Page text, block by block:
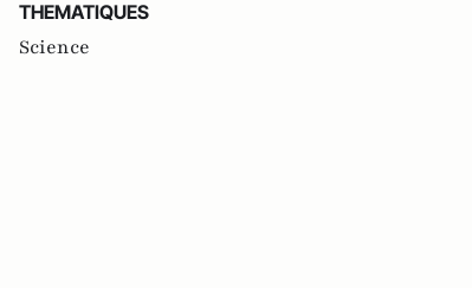
THEMATIQUES
Science